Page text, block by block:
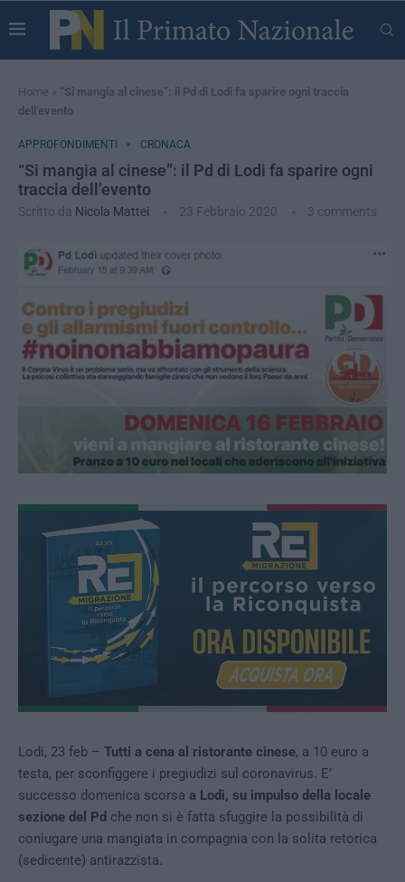
Home » “Si mangia al cinese”: il Pd di Lodi fa sparire ogni traccia
dell’evento
APPROFONDIMENTI CRONACA
“Si mangia al cinese”: il Pd di Lodi fa sparire ogni
traccia dell’evento
Scritto da Nicola Mattei 23 Febbraio 2020 3 comments
Lodi, 23 feb – Tutti a cena al ristorante cinese, a 10 euro a
testa, per sconfiggere i pregiudizi sul coronavirus. E’
successo domenica scorsa a Lodi, su impulso della locale
sezione del Pd che non si è fatta sfuggire la possibilità di
coniugare una mangiata in compagnia con la solita retorica
(sedicente) antirazzista.